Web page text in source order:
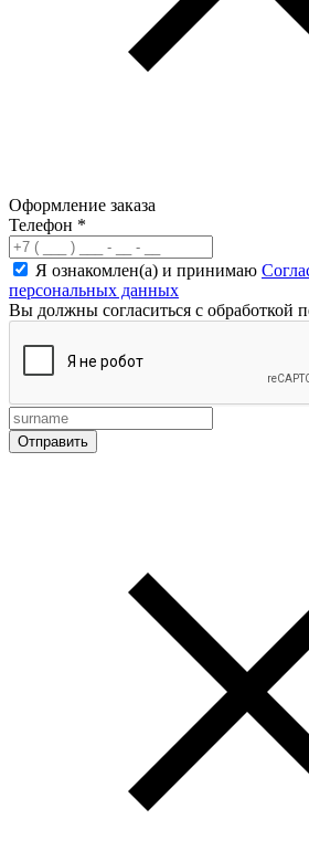
Оформление заказа
Телефон *
Я ознакомлен(а) и принимаю
персональных данных
Вы должны согласиться с обработкой